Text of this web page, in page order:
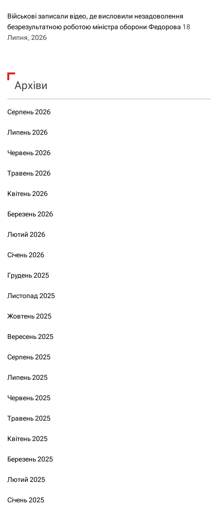
Військові записали відео, де висловили незадоволення
безрезультатною роботою міністра оборони Федорова 18
Липня, 2026
Архіви
Серпень 2026
Липень 2026
Червень 2026
Травень 2026
Квітень 2026
Березень 2026
Лютий 2026
Січень 2026
Грудень 2025
Листопад 2025
Жовтень 2025
Вересень 2025
Серпень 2025
Липень 2025
Червень 2025
Травень 2025
Квітень 2025
Березень 2025
Лютий 2025
Січень 2025